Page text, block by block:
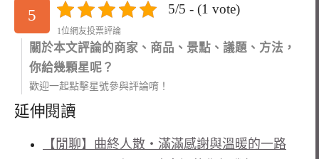
5 5/5 - (1 vote)
1位網友投票評論
關於本文評論的商家、商品、景點、議題、方法，
你給幾顆星呢？
歡迎一起點擊星號參與評論唷！
延伸閱讀
【閒聊】曲終人散‧滿滿感謝與溫暖的一路